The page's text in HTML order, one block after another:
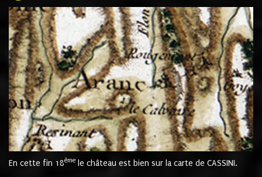
En cette fin 18ème le château est bien sur la carte de CASSINI.